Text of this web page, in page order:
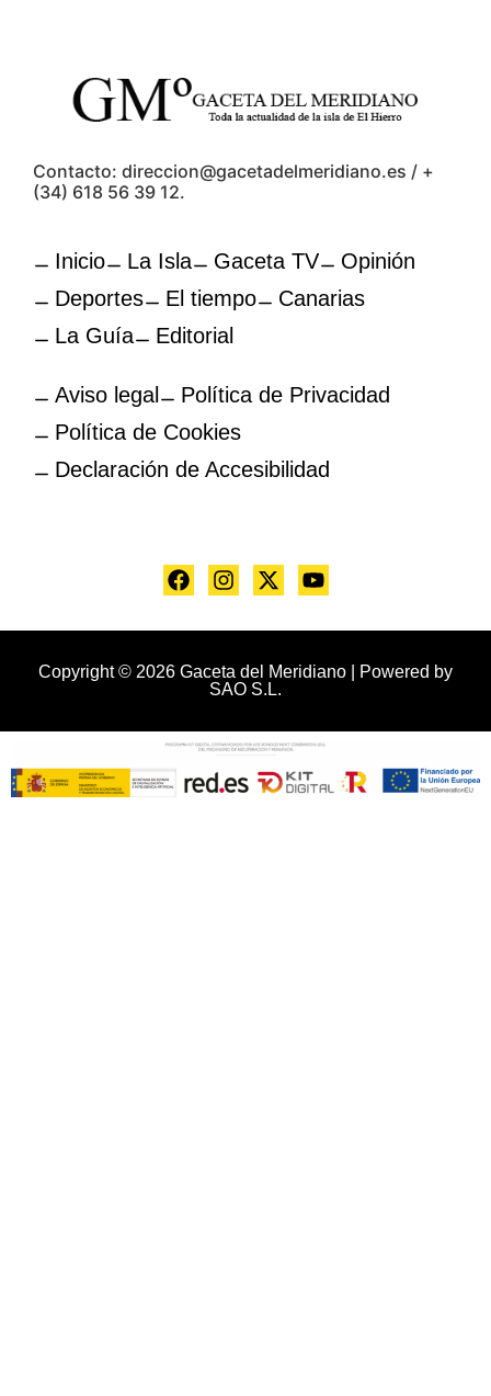
Contacto: direccion@gacetadelmeridiano.es / +
(34) 618 56 39 12.
Inicio La Isla Gaceta TV
Opinión
Deportes
El tiempo
Canarias
La Guía
Editorial
Aviso legal
Política de Privacidad
Política de Cookies
Declaración de Accesibilidad
Copyright © 2026 Gaceta del Meridiano | Powered by
SAO S.L.